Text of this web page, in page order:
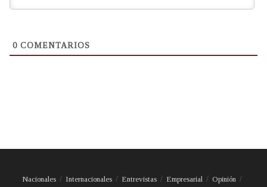
0 COMENTARIOS
Nacionales Internacionales Entrevistas Empresarial Opinión